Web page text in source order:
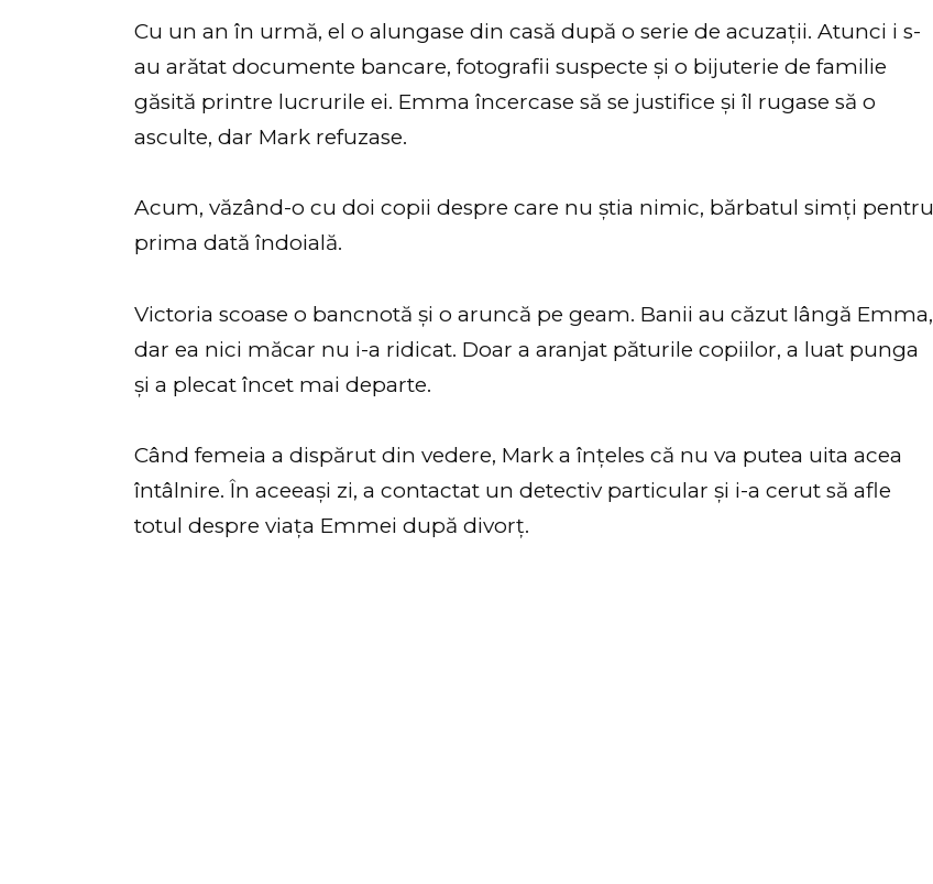
Cu un an în urmă, el o alungase din casă după o serie de acuzații. Atunci i s-
au arătat documente bancare, fotografii suspecte și o bijuterie de familie
găsită printre lucrurile ei. Emma încercase să se justifice și îl rugase să o
asculte, dar Mark refuzase.
Acum, văzând-o cu doi copii despre care nu știa nimic, bărbatul simți pentru
prima dată îndoială.
Victoria scoase o bancnotă și o aruncă pe geam. Banii au căzut lângă Emma,
dar ea nici măcar nu i-a ridicat. Doar a aranjat păturile copiilor, a luat punga
și a plecat încet mai departe.
Când femeia a dispărut din vedere, Mark a înțeles că nu va putea uita acea
întâlnire. În aceeași zi, a contactat un detectiv particular și i-a cerut să afle
totul despre viața Emmei după divorț.